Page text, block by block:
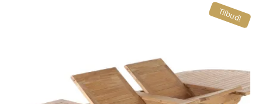
1.699,00 kr..
Tilbud!